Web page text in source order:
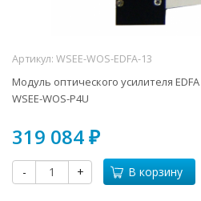
Артикул: WSEE-WOS-EDFA-13
Модуль оптического усилителя
WSEE-WOS-P4U
319 084 ₽
- + В корзину